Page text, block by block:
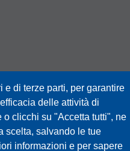
di terze parti, per garantire
delle attività di
clicchi su "Accetta tutti", ne
scelta, salvando le tue
informazioni e per sapere